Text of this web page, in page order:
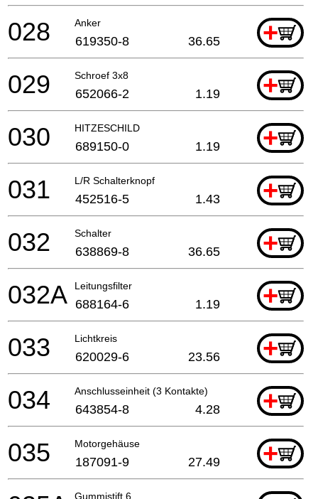
Anker +
028 619350-8 36.65
Schroef 3x8 +
029 652066-2 1.19
HITZESCHILD +
030 689150-0 1.19
L/R Schalterknopf +
031 452516-5 1.43
Schalter +
032 638869-8 36.65
Leitungsfilter +
032A 688164-6 1.19
Lichtkreis +
033 620029-6 23.56
Anschlusseinheit (3 Kontakte) +
034 643854-8 4.28
Motorgehäuse +
035 187091-9 27.49
Gummistift 6